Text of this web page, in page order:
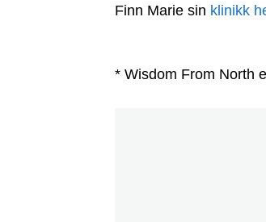
Finn Marie sin klinikk
* Wisdom From North